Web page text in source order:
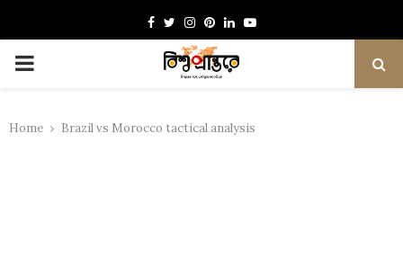
Facebook
TwitterInstagram
Pinterest
LinkedinYoutube
PRIMARY
Home Brazil vs Morocco tactical analysis